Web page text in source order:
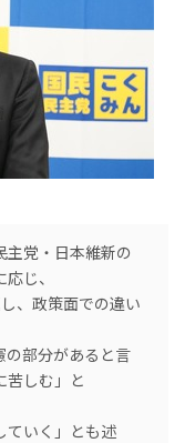
主党・日本維新の
じ、
、政策面での違い
の部分があると言
苦しむ」と
ていく」とも述